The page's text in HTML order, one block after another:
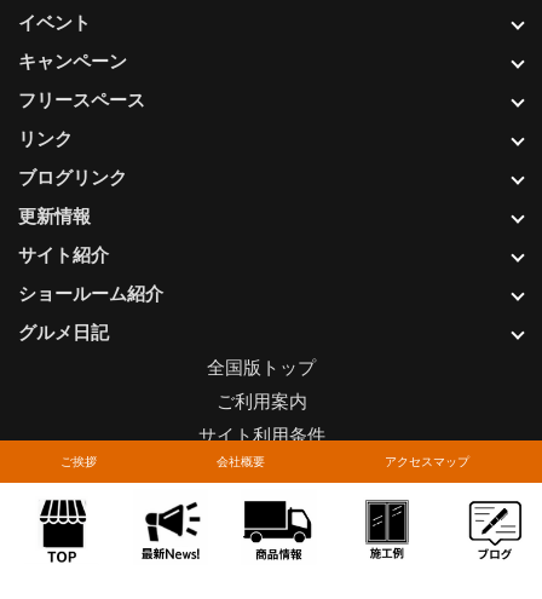
ご挨拶 会社概要 アクセスマップ
更新情報
サイト紹介
ショールーム紹介
グルメ日記
イベント
キャンペーン
フリースペース
リンク
ブログリンク
全国版トップ
ご利用案内
サイト利用条件
プライバシーポリシー
関連リンク
お問い合わせについて